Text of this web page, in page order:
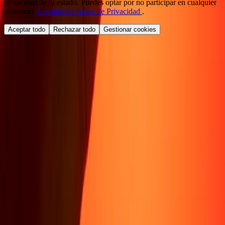
privacidad de tu estado. Puedes optar por no participar en cualquier
momento. Lee nuestro Aviso de Privacidad .
Aceptar todo Rechazar todo Gestionar cookies